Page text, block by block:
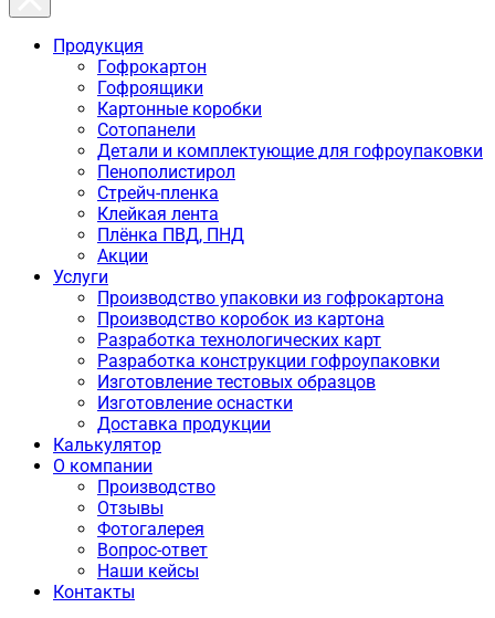
Продукция
Гофрокартон
Гофроящики
Картонные коробки
Сотопанели
Детали и комплектующие для гофроупаковки
Пенополистирол
Стрейч-пленка
Клейкая лента
Плёнка ПВД, ПНД
Акции
Услуги
Производство упаковки из гофрокартона
Производство коробок из картона
Разработка технологических карт
Разработка конструкции гофроупаковки
Изготовление тестовых образцов
Изготовление оснастки
Доставка продукции
Калькулятор
О компании
Производство
Отзывы
Фотогалерея
Вопрос-ответ
Наши кейсы
Контакты